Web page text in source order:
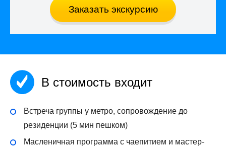
Заказать экскурсию
В стоимость входит
Встреча группы у метро, сопровождение до
резиденции (5 мин пешком)
Масленичная программа с чаепитием и мастер-